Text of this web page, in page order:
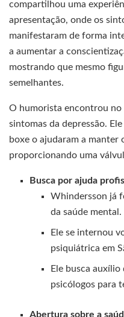
compartilhou uma
apresentação, onde os
manifestaram de forma
a aumentar a
mostrando que mesmo
semelhantes.
O humorista encontrou no
sintomas da depressão.
boxe o ajudaram a manter
proporcionando uma
Busca por ajuda
Whindersson já
da saúde mental.
Ele se internou
psiquiátrica em
Ele busca
psicólogos para
Abertura sobre a